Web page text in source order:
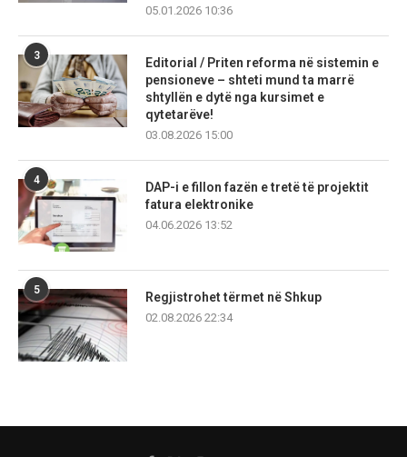
05.01.2026 10:36
3
Editorial / Priten reforma në sistemin e
pensioneve – shteti mund ta marrë
shtyllën e dytë nga kursimet e
qytetarëve!
03.08.2026 15:00
4
DAP-i e fillon fazën e tretë të projektit
fatura elektronike
04.06.2026 13:52
5
Regjistrohet tërmet në Shkup
02.08.2026 22:34